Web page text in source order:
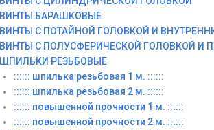
ВИНТЫ БАРАШКОВЫЕ
ВИНТЫ С ПОТАЙНОЙ ГОЛОВКОЙ И
ВИНТЫ С ПОЛУСФЕРИЧЕСКОЙ ГОЛОВКОЙ И
ШПИЛЬКИ РЕЗЬБОВЫЕ
:::::: шпилька резьбовая 1 м. ::::::
:::::: шпилька резьбовая 2 м. ::::::
:::::: повышенной прочности 1 м. ::::::
:::::: повышенной прочности 2 м. ::::::